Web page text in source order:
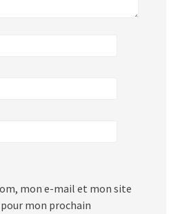
mon e-mail et mon site
mon prochain